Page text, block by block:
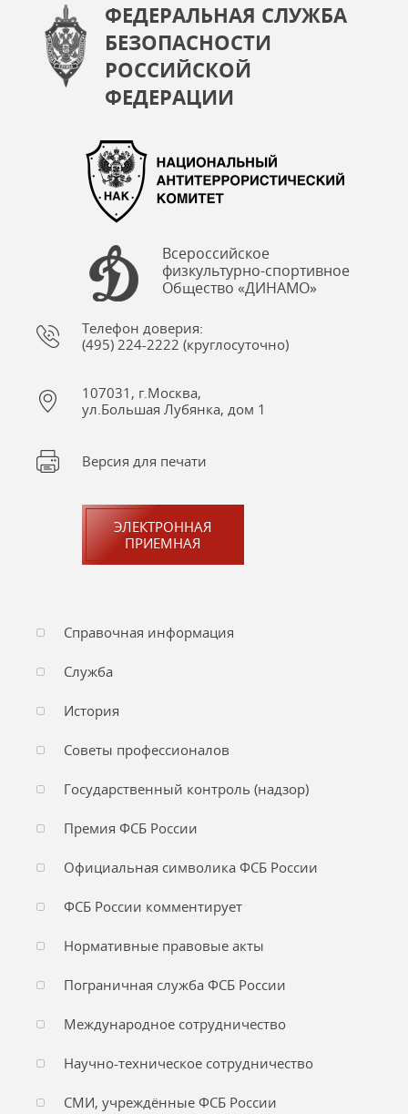
ФЕДЕРАЛЬНАЯ СЛУЖБА
БЕЗОПАСНОСТИ
РОССИЙСКОЙ
ФЕДЕРАЦИИ
Всероссийское
физкультурно-спортивное
Общество «ДИНАМО»
Телефон доверия:
(495) 224-2222 (круглосуточно)
107031, г.Москва,
ул.Большая Лубянка, дом 1
Версия для печати
ЭЛЕКТРОННАЯ
ПРИЕМНАЯ
Справочная информация
Служба
История
Советы профессионалов
Государственный контроль (надзор)
Премия ФСБ России
Официальная символика ФСБ России
ФСБ России комментирует
Нормативные правовые акты
Пограничная служба ФСБ России
Международное сотрудничество
Научно-техническое сотрудничество
СМИ, учреждённые ФСБ России